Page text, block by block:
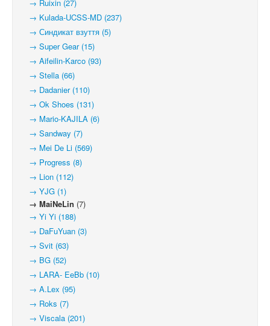
→ Ruixin (27)
→ Kulada-UCSS-MD (237)
→ Синдикат взуття (5)
→ Super Gear (15)
→ Aifeilin-Karco (93)
→ Stella (66)
→ Dadanier (110)
→ Ok Shoes (131)
→ Mario-KAJILA (6)
→ Sandway (7)
→ Mei De Li (569)
→ Progress (8)
→ Lion (112)
→ YJG (1)
→ MaiNeLin (7)
→ Yi Yi (188)
→ DaFuYuan (3)
→ Svit (63)
→ BG (52)
→ LARA- EeBb (10)
→ A.Lex (95)
→ Roks (7)
→ Viscala (201)